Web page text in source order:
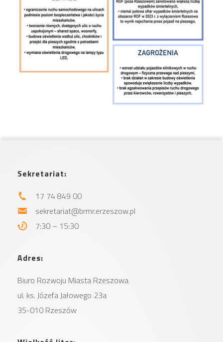
Sekretariat:
17 74 849 00
sekretariat@brmr.erzeszow.pl
7:30 – 15:30
Adres:
Biuro Rozwoju Miasta Rzeszowa
ul. ks. Józefa Jałowego 23a
35-010 Rzeszów